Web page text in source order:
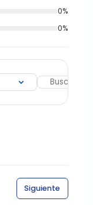
0%
0%
Siguiente